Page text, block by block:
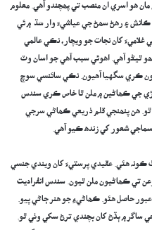
مان ھو اسري ان منصب تي پھچندو آھي. معلوم
ڪانش ۽ رھڻ سھڻ جي عياشيءَ وار سَڌ ۾ ئي
کان نجات جو ويچار، نڪي عالمي
ٿيڻو آھي. اھوئي سبب آھي جو اسان وٽ
ڪري سگهيا آھيون. نڪي سائنسي سوچ
جي ڪھاڻين ۾ ملن ٿا خاص ڪري سندس
ھن پنھنجي قلم ذريعي ڪھاڻي سرجي
شعور کي زندھ ڪيو آھي.
ھئي. عقيدي پرستيءَ کان ويندي جنسي
تي ڪھاڻيون ملن ٿيون. سندس انفراديت
حاصل ھئو. ڪھاڻيءِ جو ھنر ڄاڻي پيو.
۾ ٻڏڻ کان بچندي ترڻ سکي وٺي ٿو.